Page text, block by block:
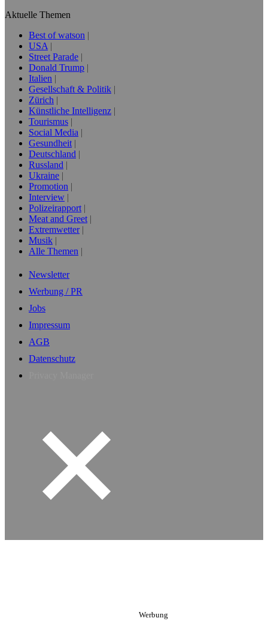
Aktuelle Themen
Best of watson
USA
Street Parade
Donald Trump
Italien
Gesellschaft & Politik
Zürich
Künstliche Intelligenz
Tourismus
Social Media
Gesundheit
Deutschland
Russland
Ukraine
Promotion
Interview
Polizeirapport
Meat and Greet
Extremwetter
Musik
Alle Themen
Newsletter
Werbung / PR
Jobs
Impressum
AGB
Datenschutz